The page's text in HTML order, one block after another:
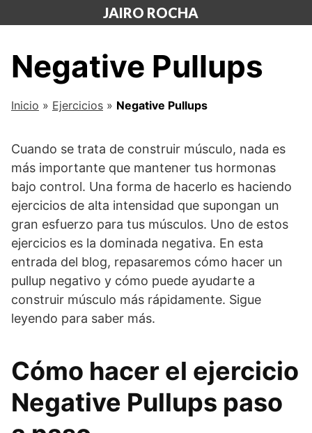
al
JAIRO ROCHA
Negative Pullups
Inicio » Ejercicios » Negative Pullups
Cuando se trata de construir músculo, nada es
más importante que mantener tus hormonas
bajo control. Una forma de hacerlo es haciendo
ejercicios de alta intensidad que supongan un
gran esfuerzo para tus músculos. Uno de estos
ejercicios es la dominada negativa. En esta
entrada del blog, repasaremos cómo hacer un
pullup negativo y cómo puede ayudarte a
construir músculo más rápidamente. Sigue
leyendo para saber más.
Cómo hacer el ejercicio
Negative Pullups paso